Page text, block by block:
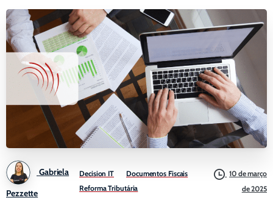
Gabriela
Pezzette
Decision IT
Documentos Fiscais
Reforma Tributária
10 de março
de 2025